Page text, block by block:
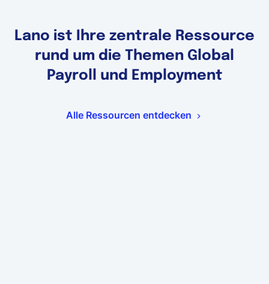
Lano ist Ihre zentrale Ressource
rund um die Themen Global
Payroll und Employment
Alle Ressourcen entdecken